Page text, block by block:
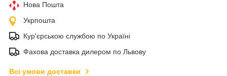
Нова Пошта
Укрпошта
Кур'єрською службою по Україні
Фахова доставка дилером по Львову
Всі умови доставки